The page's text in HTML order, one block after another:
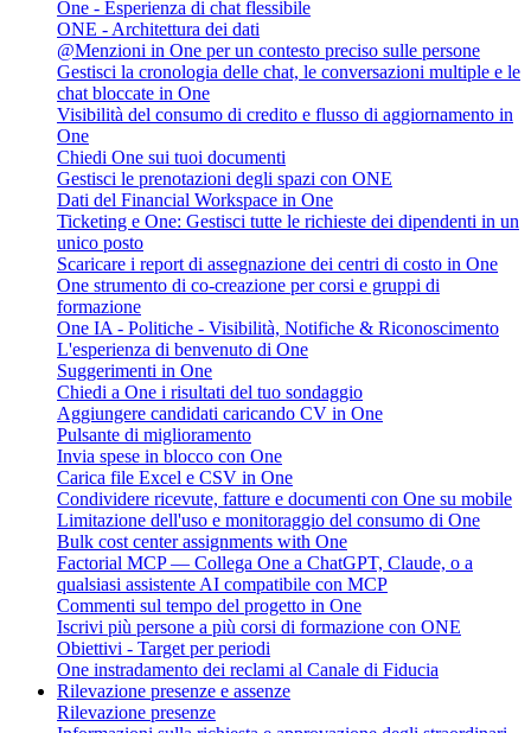
One - Esperienza di chat flessibile
ONE - Architettura dei dati
@Menzioni in One per un contesto preciso sulle persone
Gestisci la cronologia delle chat, le conversazioni multiple e le
chat bloccate in One
Visibilità del consumo di credito e flusso di aggiornamento in
One
Chiedi One sui tuoi documenti
Gestisci le prenotazioni degli spazi con ONE
Dati del Financial Workspace in One
Ticketing e One: Gestisci tutte le richieste dei dipendenti in un
unico posto
Scaricare i report di assegnazione dei centri di costo in One
One strumento di co-creazione per corsi e gruppi di
formazione
One IA - Politiche - Visibilità, Notifiche & Riconoscimento
L'esperienza di benvenuto di One
Suggerimenti in One
Chiedi a One i risultati del tuo sondaggio
Aggiungere candidati caricando CV in One
Pulsante di miglioramento
Invia spese in blocco con One
Carica file Excel e CSV in One
Condividere ricevute, fatture e documenti con One su mobile
Limitazione dell'uso e monitoraggio del consumo di One
Bulk cost center assignments with One
Factorial MCP — Collega One a ChatGPT, Claude, o a
qualsiasi assistente AI compatibile con MCP
Commenti sul tempo del progetto in One
Iscrivi più persone a più corsi di formazione con ONE
Obiettivi - Target per periodi
One instradamento dei reclami al Canale di Fiducia
Rilevazione presenze e assenze
Rilevazione presenze